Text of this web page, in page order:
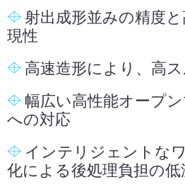
射出成形並みの精度
現性
高速造形により、高
幅広い高性能オープ
への対応
インテリジェントな
化による後処理負担の低